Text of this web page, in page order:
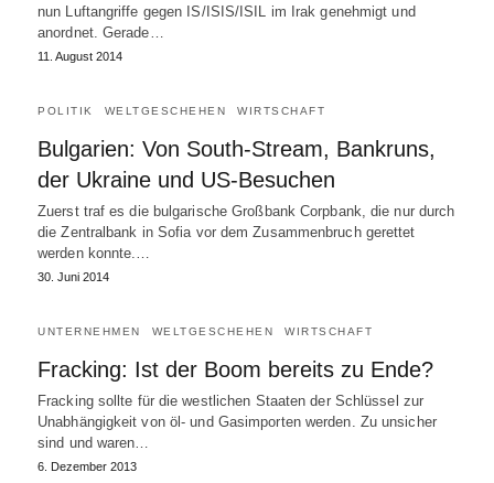
nun Luftangriffe gegen IS/ISIS/ISIL im Irak genehmigt und
anordnet. Gerade…
11. August 2014
POLITIK WELTGESCHEHEN WIRTSCHAFT
Bulgarien: Von South-Stream, Bankruns,
der Ukraine und US-Besuchen
Zuerst traf es die bulgarische Großbank Corpbank, die nur durch
die Zentralbank in Sofia vor dem Zusammenbruch gerettet
werden konnte.…
30. Juni 2014
UNTERNEHMEN WELTGESCHEHEN WIRTSCHAFT
Fracking: Ist der Boom bereits zu Ende?
Fracking sollte für die westlichen Staaten der Schlüssel zur
Unabhängigkeit von öl- und Gasimporten werden. Zu unsicher
sind und waren…
6. Dezember 2013